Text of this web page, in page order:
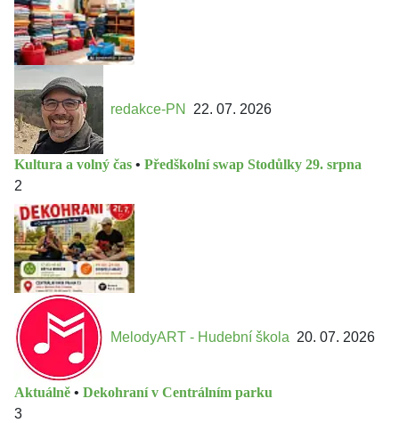
redakce-PN 22. 07. 2026
Kultura a volný čas • Předškolní swap Stodůlky 29. srpna
2
MelodyART - Hudební škola 20. 07. 2026
Aktuálně • Dekohraní v Centrálním parku
3